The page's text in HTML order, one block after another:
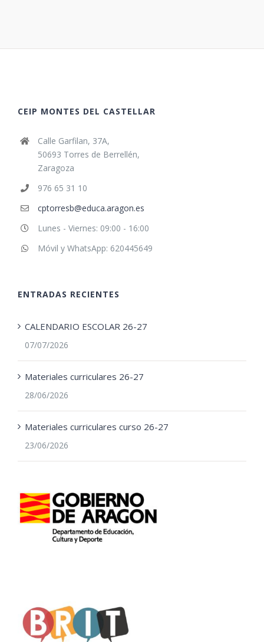
CEIP MONTES DEL CASTELLAR
Calle Garfilan, 37A,
50693 Torres de Berrellén,
Zaragoza
976 65 31 10
cptorresb@educa.aragon.es
Lunes - Viernes: 09:00 - 16:00
Móvil y WhatsApp: 620445649
ENTRADAS RECIENTES
CALENDARIO ESCOLAR 26-27
07/07/2026
Materiales curriculares 26-27
28/06/2026
Materiales curriculares curso 26-27
23/06/2026